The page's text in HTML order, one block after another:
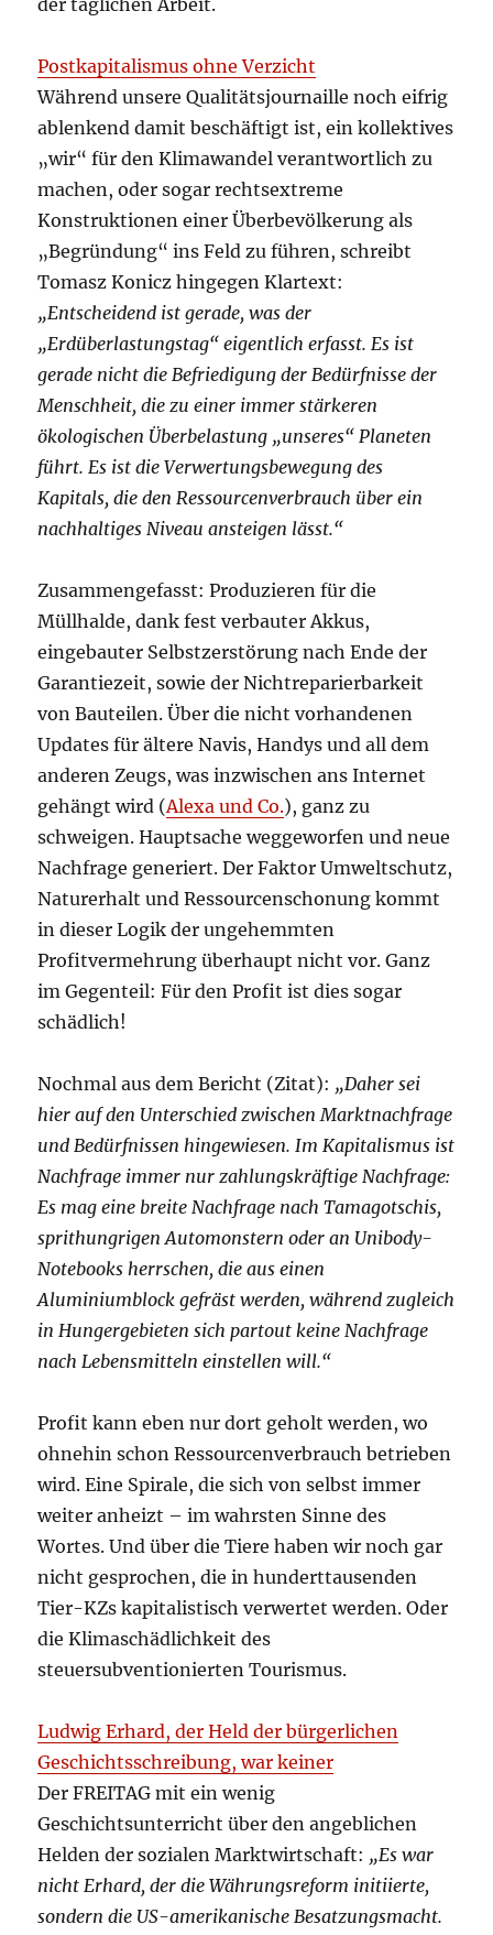
der täglichen Arbeit.
Postkapitalismus ohne Verzicht
Während unsere Qualitätsjournaille noch eifrig
ablenkend damit beschäftigt ist, ein kollektives
„wir“ für den Klimawandel verantwortlich zu
machen, oder sogar rechtsextreme
Konstruktionen einer Überbevölkerung als
„Begründung“ ins Feld zu führen, schreibt
Tomasz Konicz hingegen Klartext:
„Entscheidend ist gerade, was der
„Erdüberlastungstag“ eigentlich erfasst. Es ist
gerade nicht die Befriedigung der Bedürfnisse der
Menschheit, die zu einer immer stärkeren
ökologischen Überbelastung „unseres“ Planeten
führt. Es ist die Verwertungsbewegung des
Kapitals, die den Ressourcenverbrauch über ein
nachhaltiges Niveau ansteigen lässt.“
Zusammengefasst: Produzieren für die
Müllhalde, dank fest verbauter Akkus,
eingebauter Selbstzerstörung nach Ende der
Garantiezeit, sowie der Nichtreparierbarkeit
von Bauteilen. Über die nicht vorhandenen
Updates für ältere Navis, Handys und all dem
anderen Zeugs, was inzwischen ans Internet
gehängt wird (Alexa und Co.), ganz zu
schweigen. Hauptsache weggeworfen und neue
Nachfrage generiert. Der Faktor Umweltschutz,
Naturerhalt und Ressourcenschonung kommt
in dieser Logik der ungehemmten
Profitvermehrung überhaupt nicht vor. Ganz
im Gegenteil: Für den Profit ist dies sogar
schädlich!
Nochmal aus dem Bericht (Zitat): „Daher sei
hier auf den Unterschied zwischen Marktnachfrage
und Bedürfnissen hingewiesen. Im Kapitalismus ist
Nachfrage immer nur zahlungskräftige Nachfrage:
Es mag eine breite Nachfrage nach Tamagotschis,
sprithungrigen Automonstern oder an Unibody-
Notebooks herrschen, die aus einen
Aluminiumblock gefräst werden, während zugleich
in Hungergebieten sich partout keine Nachfrage
nach Lebensmitteln einstellen will.“
Profit kann eben nur dort geholt werden, wo
ohnehin schon Ressourcenverbrauch betrieben
wird. Eine Spirale, die sich von selbst immer
weiter anheizt – im wahrsten Sinne des
Wortes. Und über die Tiere haben wir noch gar
nicht gesprochen, die in hunderttausenden
Tier-KZs kapitalistisch verwertet werden. Oder
die Klimaschädlichkeit des
steuersubventionierten Tourismus.
Ludwig Erhard, der Held der bürgerlichen
Geschichtsschreibung, war keiner
Der FREITAG mit ein wenig
Geschichtsunterricht über den angeblichen
Helden der sozialen Marktwirtschaft: „Es war
nicht Erhard, der die Währungsreform initiierte,
sondern die US-amerikanische Besatzungsmacht.